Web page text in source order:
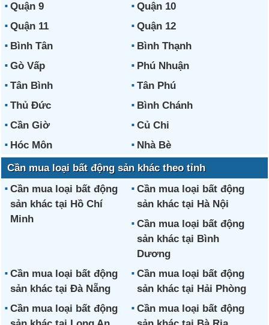
Quận 9
Quận 10
Quận 11
Quận 12
Bình Tân
Bình Thạnh
Gò Vấp
Phú Nhuận
Tân Bình
Tân Phú
Thủ Đức
Bình Chánh
Cần Giờ
Củ Chi
Hóc Môn
Nhà Bè
Cần mua loại bất động sản khác theo tỉnh
Cần mua loại bất động
sản khác tại Hồ Chí
Minh
Cần mua loại bất động
sản khác tại Hà Nội
Cần mua loại bất động
sản khác tại Bình
Dương
Cần mua loại bất động
sản khác tại Đà Nẵng
Cần mua loại bất động
sản khác tại Hải Phòng
Cần mua loại bất động
Cần mua loại bất động